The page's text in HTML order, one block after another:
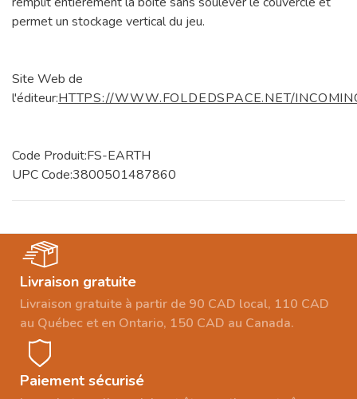
permet un stockage vertical du jeu.
Site Web de
l'éditeur:HTTPS://WWW.FOLDEDSPACE.NET/
Code Produit:FS-EARTH
UPC Code:3800501487860
Livraison gratuite
Livraison gratuite à partir de 90 CAD local, 110 CAD
au Québec et en Ontario, 150 CAD au Canada.
Paiement sécurisé